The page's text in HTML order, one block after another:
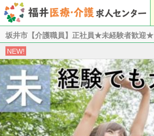
坂井市【介護職員】正社員★未経験者歓迎★
NEW!